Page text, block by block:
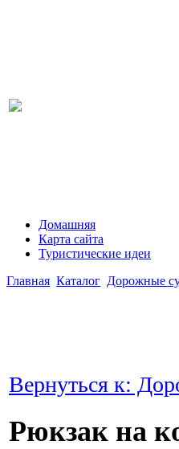
Домашняя
Карта сайта
Туристические идеи
Главная Каталог Дорожные
Вернуться к:
Рюкзак на